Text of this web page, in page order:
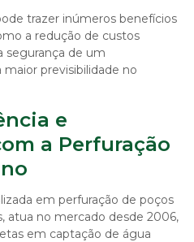
trazer inúmeros benefícios
a redução de custos
segurança de um
previsibilidade no
e
a Perfuração
em perfuração de poços
atua no mercado desde 2006,
em captação de água